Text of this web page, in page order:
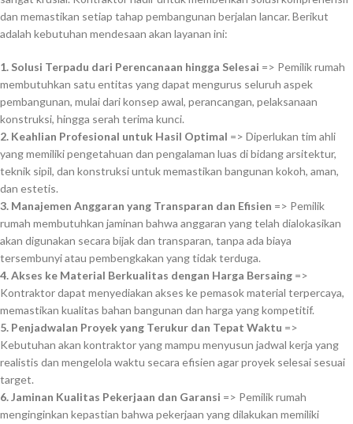
dan memastikan setiap tahap pembangunan berjalan lancar. Berikut
adalah kebutuhan mendesaan akan layanan ini:
1. Solusi Terpadu dari Perencanaan hingga Selesai => Pemilik rumah
membutuhkan satu entitas yang dapat mengurus seluruh aspek
pembangunan, mulai dari konsep awal, perancangan, pelaksanaan
konstruksi, hingga serah terima kunci.
2. Keahlian Profesional untuk Hasil Optimal => Diperlukan tim ahli
yang memiliki pengetahuan dan pengalaman luas di bidang arsitektur,
teknik sipil, dan konstruksi untuk memastikan bangunan kokoh, aman,
dan estetis.
3. Manajemen Anggaran yang Transparan dan Efisien => Pemilik
rumah membutuhkan jaminan bahwa anggaran yang telah dialokasikan
akan digunakan secara bijak dan transparan, tanpa ada biaya
tersembunyi atau pembengkakan yang tidak terduga.
4. Akses ke Material Berkualitas dengan Harga Bersaing =>
Kontraktor dapat menyediakan akses ke pemasok material terpercaya,
memastikan kualitas bahan bangunan dan harga yang kompetitif.
5. Penjadwalan Proyek yang Terukur dan Tepat Waktu =>
Kebutuhan akan kontraktor yang mampu menyusun jadwal kerja yang
realistis dan mengelola waktu secara efisien agar proyek selesai sesuai
target.
6. Jaminan Kualitas Pekerjaan dan Garansi => Pemilik rumah
menginginkan kepastian bahwa pekerjaan yang dilakukan memiliki